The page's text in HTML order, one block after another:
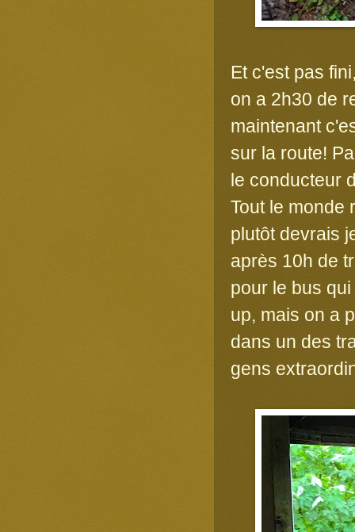
Et c'est pas
on a 2h30 de
maintenant
sur la route!
le conducteur
Tout le monde
plutôt devrais
après 10h de
pour le bus
up, mais on a
dans un des
gens